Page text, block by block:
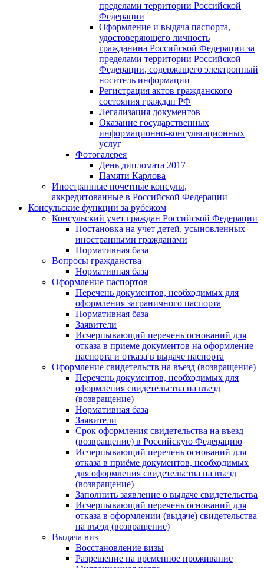
пределами территории Российской
Федерации
Оформление и выдача паспорта,
удостоверяющего личность
гражданина Российской Федерации за
пределами территории Российской
Федерации, содержащего электронный
носитель информации
Регистрация актов гражданского
состояния граждан РФ
Легализация документов
Оказание государственных
информационно-консультационных
услуг
Фотогалерея
День дипломата 2017
Памяти Карлова
Иностранные почетные консулы,
аккредитованные в Российской Федерации
Консульские функции за рубежом
Консульский учет граждан Российской Федерации
Постановка на учет детей, усыновленных
иностранными гражданами
Нормативная база
Вопросы гражданства
Нормативная база
Оформление паспортов
Перечень документов, необходимых для
оформления заграничного паспорта
Нормативная база
Заявители
Исчерпывающий перечень оснований для
отказа в приеме документов на оформление
паспорта и отказа в выдаче паспорта
Оформление свидетельств на въезд (возвращение)
Перечень документов, необходимых для
оформления свидетельства на въезд
(возвращение)
Нормативная база
Заявители
Срок оформления свидетельства на въезд
(возвращение) в Российскую Федерацию
Исчерпывающий перечень оснований для
отказа в приёме документов, необходимых
для оформления свидетельства на въезд
(возвращение)
Заполнить заявление о выдаче свидетельства
Исчерпывающий перечень оснований для
отказа в оформлении (выдаче) свидетельства
на въезд (возвращение)
Выдача виз
Восстановление визы
Разрешение на временное проживание